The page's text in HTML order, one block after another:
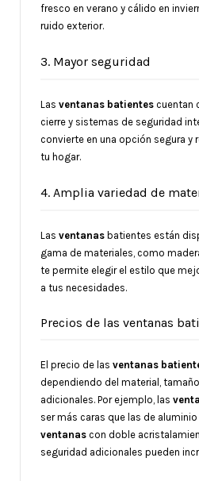
fresco en verano y cálido en
ruido exterior.
3. Mayor seguridad
Las ventanas batientes cuentan
cierre y sistemas de seguridad
convierte en una opción segura y
tu hogar.
4. Amplia variedad de
Las ventanas batientes están
gama de materiales, como
te permite elegir el estilo que
a tus necesidades.
Precios de las ventanas
El precio de las ventanas
dependiendo del material,
adicionales. Por ejemplo, las
ser más caras que las de aluminio
ventanas con doble
seguridad adicionales pueden